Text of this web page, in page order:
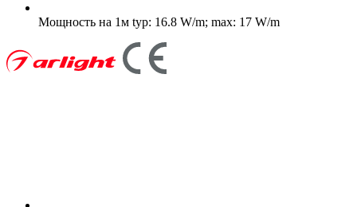
Мощность на 1м typ: 16.8 W/m; max: 17 W/m